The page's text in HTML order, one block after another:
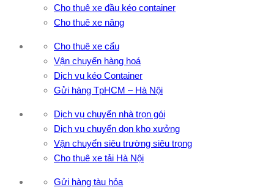
Cho thuê xe đầu kéo container
Cho thuê xe nâng
Cho thuê xe cẩu
Vận chuyển hàng hoá
Dịch vụ kéo Container
Gửi hàng TpHCM – Hà Nội
Dịch vụ chuyển nhà trọn gói
Dịch vụ chuyển dọn kho xưởng
Vận chuyển siêu trường siêu trọng
Cho thuê xe tải Hà Nội
Gửi hàng tàu hỏa